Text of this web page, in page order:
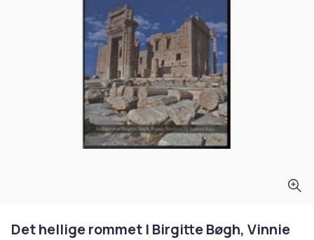
Det hellige rommet | Birgitte Bøgh, Vinnie